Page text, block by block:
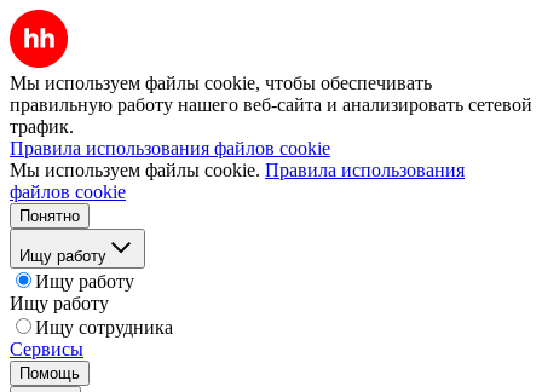
Мы используем файлы cookie, чтобы обеспечивать
правильную работу нашего веб-сайта и анализировать сетевой
трафик.
Правила использования файлов cookie
Мы используем файлы cookie. Правила использования
файлов cookie
Понятно
Ищу работу
Ищу работу
Ищу работу
Ищу сотрудника
Сервисы
Помощь